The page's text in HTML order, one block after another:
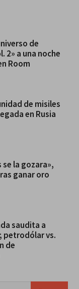
de
2» a una noche
Room
de misiles
en Rusia
se la gozara»,
ganar oro
saudita a
petrodólar vs.
de